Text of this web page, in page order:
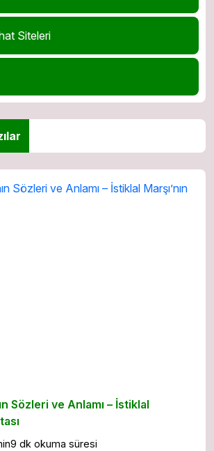
Siteleri
Sözleri ve Anlamı – İstiklal
9 dk okuma süresi